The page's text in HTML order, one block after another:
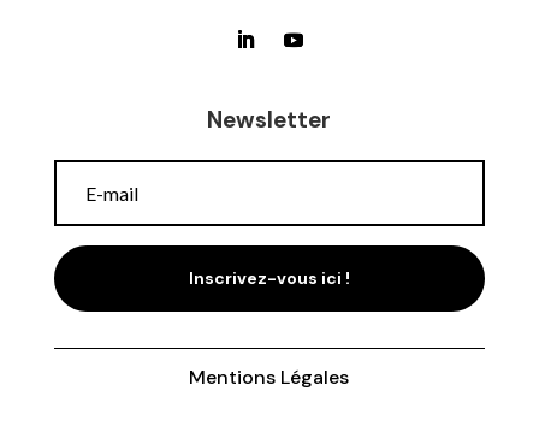
Newsletter
Inscrivez-vous ici !
Mentions Légales